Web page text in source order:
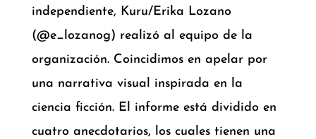
independiente, Kuru/Erika Lozano
(@e_lozanog) realizó al equipo de la
organización. Coincidimos en apelar por
una narrativa visual inspirada en la
ciencia ficción. El informe está dividido en
cuatro anecdotarios, los cuales tienen una